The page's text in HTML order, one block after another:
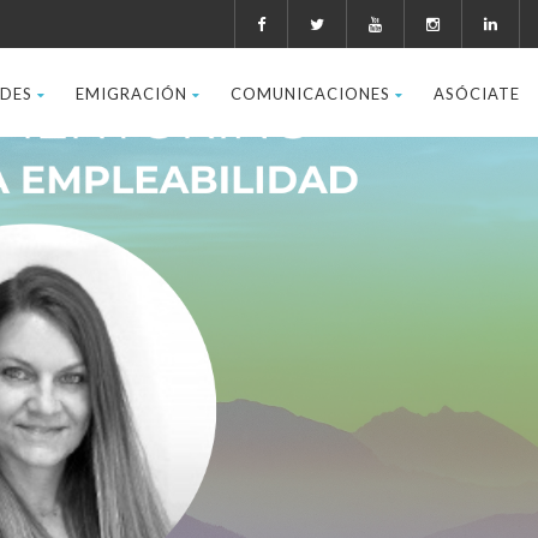
EMIGRACIÓN COMUNICACIONES ASÓCIATE